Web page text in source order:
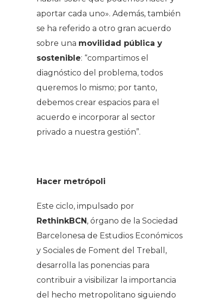
aportar cada uno». Además, también
se ha referido a otro gran acuerdo
sobre una movilidad pública y
sostenible: “compartimos el
diagnóstico del problema, todos
queremos lo mismo; por tanto,
debemos crear espacios para el
acuerdo e incorporar al sector
privado a nuestra gestión”.
Hacer metrópoli
Este ciclo, impulsado por
RethinkBCN, órgano de la Sociedad
Barcelonesa de Estudios Económicos
y Sociales de Foment del Treball,
desarrolla las ponencias para
contribuir a visibilizar la importancia
del hecho metropolitano siguiendo